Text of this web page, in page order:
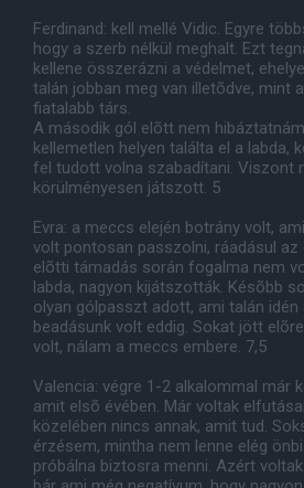
Ferdinand: kell mellé Vidic. Egyre
hogy a szerb nélkül meghalt. Ezt
kellene összerázni a védelmet,
talán jobban meg van illetõdve, mint
fiatalabb társ.
A második gól elõtt nem
kellemetlen helyen találta el a labda,
fel tudott volna szabadítani. Viszont
körülményesen játszott. 5
Evra: a meccs elején botrány volt,
volt pontosan passzolni, ráadásul
elõtti támadás során fogalma nem
labda, nagyon kijátszották. Késõbb
olyan gólpasszt adott, ami talán idén
beadásunk volt eddig. Sokat jött
volt, nálam a meccs embere. 7,5
Valencia: végre 1-2 alkalommal már
amit elsõ évében. Már voltak
közelében nincs annak, amit tud.
érzésem, mintha nem lenne elég
próbálna biztosra menni. Azért